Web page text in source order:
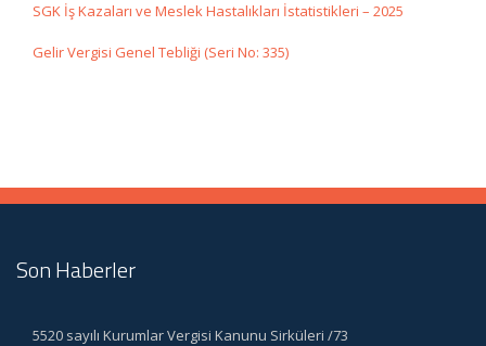
SGK İş Kazaları ve Meslek Hastalıkları İstatistikleri – 2025
Gelir Vergisi Genel Tebliği (Seri No: 335)
Son Haberler
5520 sayılı Kurumlar Vergisi Kanunu Sirküleri /73